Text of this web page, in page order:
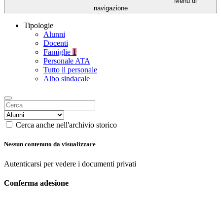
navigazione
Tipologie
Alunni
Docenti
Famiglie 1
Personale ATA
Tutto il personale
Albo sindacale
Cerca anche nell'archivio storico
Nessun contenuto da visualizzare
Autenticarsi per vedere i documenti privati
Conferma adesione